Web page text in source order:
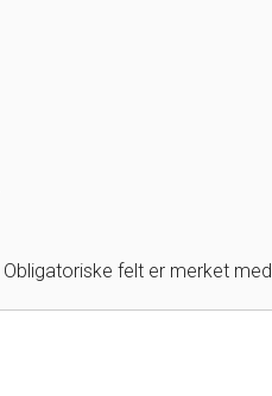
Obligatoriske felt er merket med